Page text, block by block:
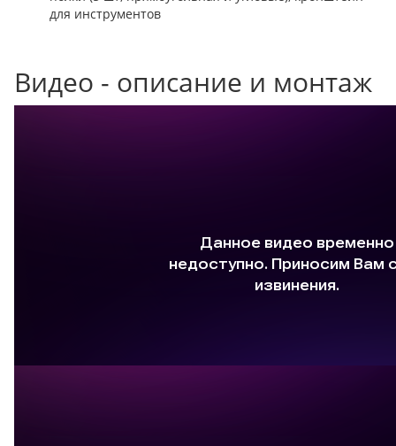
для инструментов
Видео - описание и монтаж